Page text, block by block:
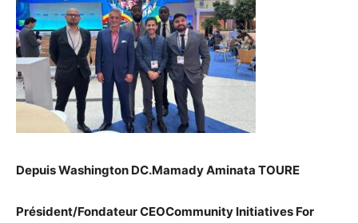
Depuis Washington DC.Mamady Aminata TOURE
Président/Fondateur CEOCommunity Initiatives For